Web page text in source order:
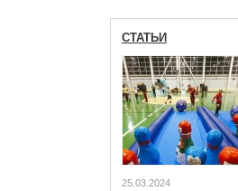
СТАТЬИ
25.03.2024